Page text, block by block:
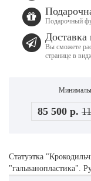
Подарочный
Вы сможете
странице в
85 500 р.
Статуэтка
"гальванопластика".